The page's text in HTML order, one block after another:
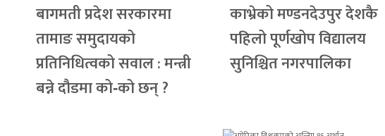
बागमती प्रदेश सरकारमा
तामाङ समुदायको
प्रतिनिधित्वको सवाल : मन्त्री
बन्ने दौडमा को‐को छन् ?
काभ्रेको मण्डनदेउपुर देशकै
पहिलो पूर्णखोप विद्यालय
सुनिश्चित नगरपालिका